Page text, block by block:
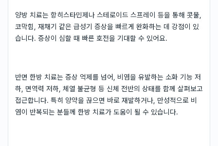
양방 치료는 항히스타민제나 스테로이드 스프레이 등을 통해 콧물,
코막힘, 재채기 같은 급성기 증상을 빠르게 완화하는 데 강점이 있
습니다. 증상이 심할 때 빠른 호전을 기대할 수 있어요.
반면 한방 치료는 증상 억제를 넘어, 비염을 유발하는 소화 기능 저
하, 면역력 저하, 체열 불균형 등 신체 전반의 상태를 함께 살펴보고
접근합니다. 특히 양약을 끊으면 바로 재발하거나, 만성적으로 비
염이 반복되는 분들께 한방 치료가 도움이 될 수 있습니다.